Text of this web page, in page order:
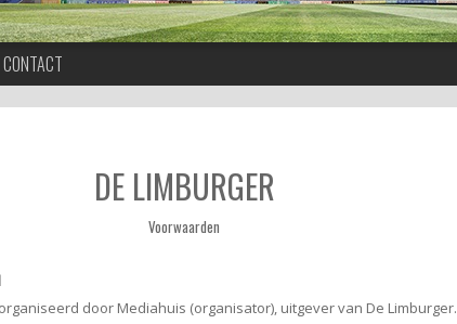
CONTACT
DE LIMBURGER
Voorwaarden
door Mediahuis (organisator), uitgever van De Limburger.